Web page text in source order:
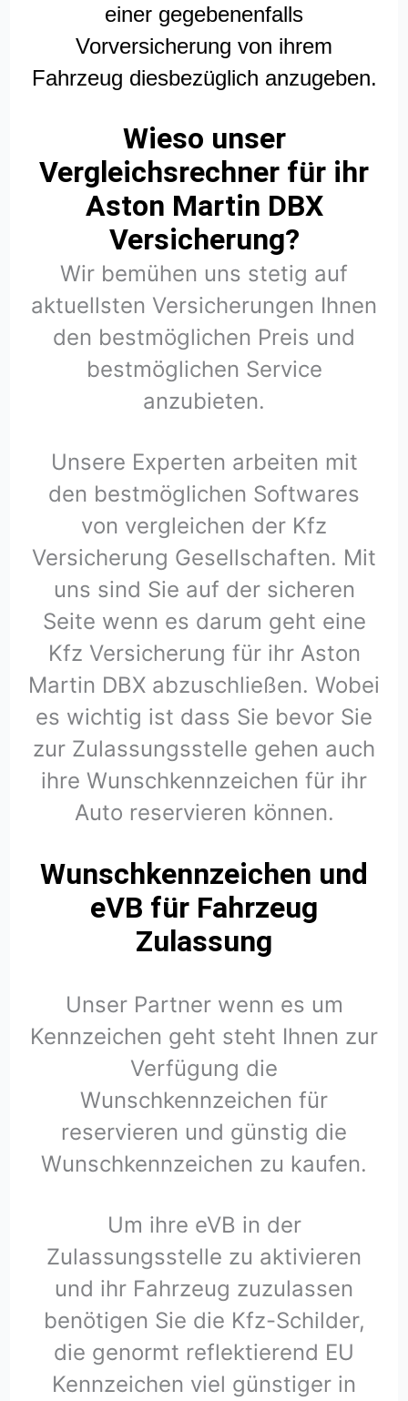
einer gegebenenfalls
Vorversicherung von ihrem
Fahrzeug diesbezüglich anzugeben.
Wieso unser
Vergleichsrechner für ihr
Aston Martin DBX
Versicherung?
Wir bemühen uns stetig auf
aktuellsten Versicherungen Ihnen
den bestmöglichen Preis und
bestmöglichen Service
anzubieten.
Unsere Experten arbeiten mit
den bestmöglichen Softwares
von vergleichen der Kfz
Versicherung Gesellschaften. Mit
uns sind Sie auf der sicheren
Seite wenn es darum geht eine
Kfz Versicherung für ihr Aston
Martin DBX abzuschließen. Wobei
es wichtig ist dass Sie bevor Sie
zur Zulassungsstelle gehen auch
ihre Wunschkennzeichen für ihr
Auto reservieren können.
Wunschkennzeichen und
eVB für Fahrzeug
Zulassung
Unser Partner wenn es um
Kennzeichen geht steht Ihnen zur
Verfügung die
Wunschkennzeichen für
reservieren und günstig die
Wunschkennzeichen zu kaufen.
Um ihre eVB in der
Zulassungsstelle zu aktivieren
und ihr Fahrzeug zuzulassen
benötigen Sie die Kfz-Schilder,
die genormt reflektierend EU
Kennzeichen viel günstiger in